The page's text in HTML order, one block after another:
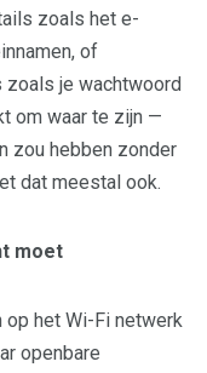
zoals het e-
of
je wachtwoord
om waar te zijn —
zou hebben zonder
dat meestal ook.
moet
op het Wi-Fi netwerk
openbare